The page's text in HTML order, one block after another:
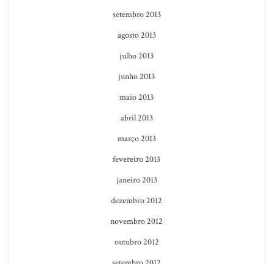
setembro 2013
agosto 2013
julho 2013
junho 2013
maio 2013
abril 2013
março 2013
fevereiro 2013
janeiro 2013
dezembro 2012
novembro 2012
outubro 2012